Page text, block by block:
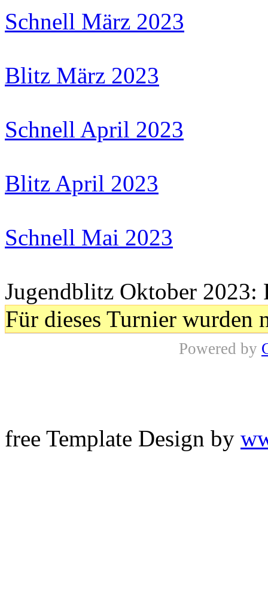
Schnell März 2023
Blitz März 2023
Schnell April 2023
Blitz April 2023
Schnell Mai 2023
Jugendblitz Oktober 2023:
Für dieses Turnier wurden
Powered by
free Template Design by